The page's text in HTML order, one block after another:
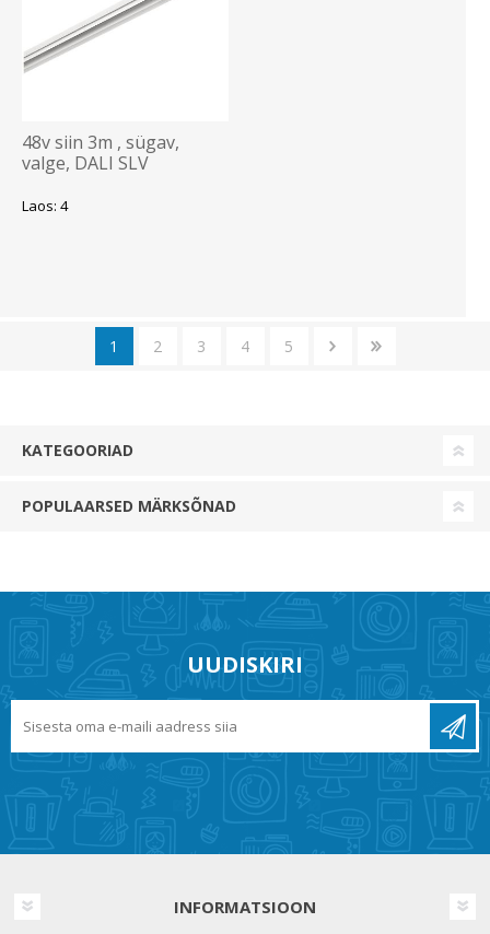
48v siin 3m , sügav,
valge, DALI SLV
Laos: 4
1 2 3 4 5
KATEGOORIAD
POPULAARSED MÄRKSÕNAD
UUDISKIRI
INFORMATSIOON